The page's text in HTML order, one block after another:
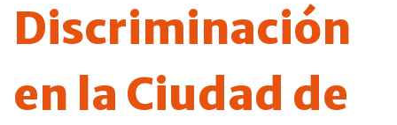
Discriminación
en la Ciudad de